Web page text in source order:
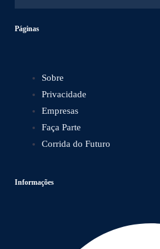
Páginas
Sobre
Privacidade
Empresas
Faça Parte
Corrida do Futuro
Informações